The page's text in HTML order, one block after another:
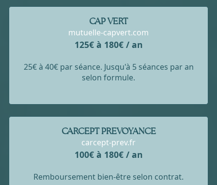
CAP VERT
mutuelle-capvert.com
125€ à 180€ / an
25€ à 40€ par séance. Jusqu'à 5 séances par an
selon formule.
CARCEPT PREVOYANCE
carcept-prev.fr
100€ à 180€ / an
Remboursement bien-être selon contrat.